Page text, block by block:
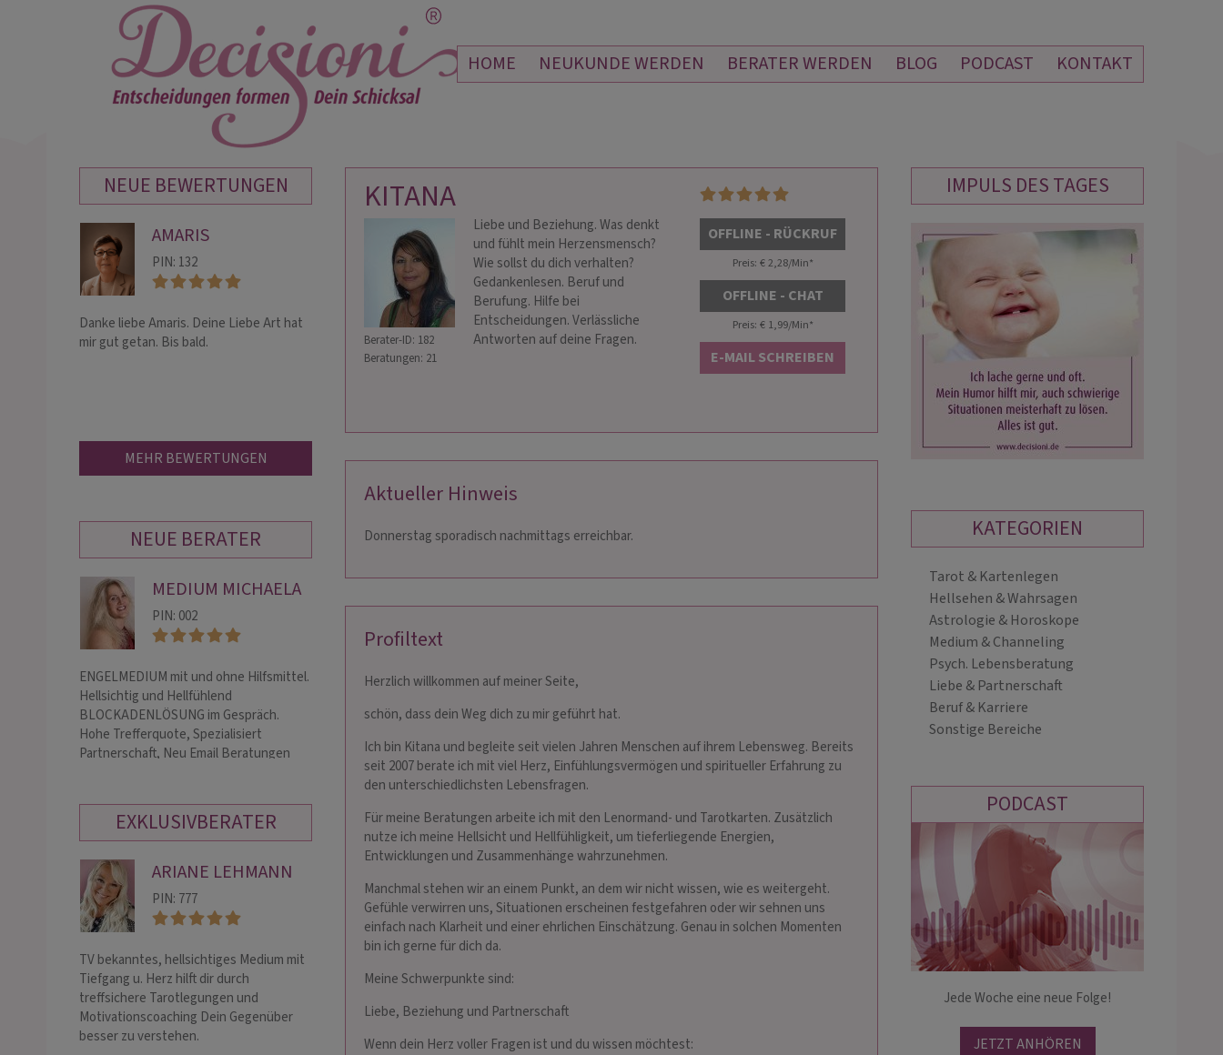
HOME NEUKUNDE WERDEN BERATER WERDEN BLOG PODCAST KONTAKT
NEUE BEWERTUNGEN
AMARIS
PIN: 132
Danke liebe Amaris. Deine Liebe Art hat
mir gut getan. Bis bald.
EMMIE
PIN: 148
Mir entfuhr gerade ein tiefer Seufzer aus
lauter Erleichterung. Von Herzen danke
ich Dir für die Leichtigkeit und Ruhe, die
ARIANE LEHMANN
PIN: 777
Mein geliebtes Hexlein! 🧙‍♀️ Ein herzliches
Vergelts Gott fürs Auffangen, Zuhören,
Mut machen,..Bitte entschuldige, dass
KYRA HORN
Danke vom Herzen Dear ich bin froh dass
ich mit Dir reden konnte Ja der Mittwoch
5.aug schlimm🙈🫪generell die Woche
Freue mich wenn es wieder leichter wird
TANJA
Wirklich zu empfehlen, alles
erkannt und vieles schon
MEHR BEWERTUNGEN
NEUE BERATER
MEDIUM MICHAELA
PIN: 002
ENGELMEDIUM mit und ohne Hilfsmittel.
Hellsichtig und Hellfühlend
BLOCKADENLÖSUNG im Gespräch.
Hohe Trefferquote, Spezialisiert
Partnerschaft, Neu Email Beratungen
Ich zeige dir deinen Seelenweg und
Hellsicht und lege treffsicher die Karten.
stehe dir bei allen Fragen zur Lie…
ॐ Zertifizierter Personal Energy Coach
mithilfe von ꩜ Karten, Pendel, Ritualen
⚪ Medium – Jenseitskontakte, Poesie,
Gesang, Malerei
Liebevolle Lebensberatung, mit und
ohne Hilfsmittel. Schreibmedium…
Folge deinem Herzen und finde dich
selbst wieder. Mit viel Empathie,
Lebenserfahrung und meinen Karten
begleite ich dich auf deinem Weg.
EXKLUSIVBERATER
ARIANE LEHMANN
PIN: 777
TV bekanntes, hellsichtiges Medium mit
Tiefgang u. Herz hilft dir durch
treffsichere Tarotlegungen und
Motivationscoaching Dein Gegenüber
besser zu verstehen.
FEDERICO
PIN: 488
★★★ Magic view ★
Mail please
PIN: 515
treffsicher erkenne ich deine Situation
zu jedem Thema ~ Spezialgebiet
Liebe/Partnerschaft
VIVIENNE
Ich spüre tief in deine Gefühle und zeige
ehrlich, präzise und mit viel Herz. Gefühle
PIN: 166
Gerne helfe ich dir bei deinen
dem Herzen hast.
KITANA
Liebe und Beziehung. Was denkt
und fühlt mein Herzensmensch?
Wie sollst du dich verhalten?
Gedankenlesen. Beruf und
Berufung. Hilfe bei
Entscheidungen. Verlässliche
Antworten auf deine Fragen.
Berater-ID: 182
Beratungen: 21
OFFLINE - RÜCKRUF
Preis: € 2,28/Min*
OFFLINE - CHAT
Preis: € 1,99/Min*
E-MAIL SCHREIBEN
Aktueller Hinweis
Donnerstag sporadisch nachmittags erreichbar.
Profiltext
Herzlich willkommen auf meiner Seite,
schön, dass dein Weg dich zu mir geführt hat.
Ich bin Kitana und begleite seit vielen Jahren Menschen auf ihrem Lebensweg. Bereits
seit 2007 berate ich mit viel Herz, Einfühlungsvermögen und spiritueller Erfahrung zu
den unterschiedlichsten Lebensfragen.
Für meine Beratungen arbeite ich mit den Lenormand- und Tarotkarten. Zusätzlich
nutze ich meine Hellsicht und Hellfühligkeit, um tieferliegende Energien,
Entwicklungen und Zusammenhänge wahrzunehmen.
Manchmal stehen wir an einem Punkt, an dem wir nicht wissen, wie es weitergeht.
Gefühle verwirren uns, Situationen erscheinen festgefahren oder wir sehnen uns
einfach nach Klarheit und einer ehrlichen Einschätzung. Genau in solchen Momenten
bin ich gerne für dich da.
Meine Schwerpunkte sind:
Liebe, Beziehung und Partnerschaft
Wenn dein Herz voller Fragen ist und du wissen möchtest:
IMPULS DES TAGES
KATEGORIEN
Tarot & Kartenlegen
Hellsehen & Wahrsagen
Astrologie & Horoskope
Medium & Channeling
Psych. Lebensberatung
Liebe & Partnerschaft
Beruf & Karriere
Sonstige Bereiche
PODCAST
Jede Woche eine neue Folge!
JETZT ANHÖREN